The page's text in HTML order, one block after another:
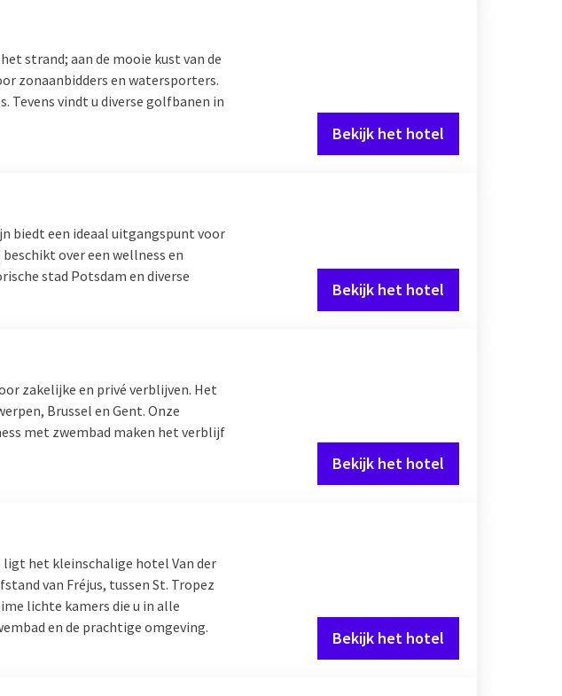
strand; aan de mooie kust van de
zonaanbidders en watersporters.
Tevens vindt u diverse golfbanen in
Bekijk het hotel
biedt een ideaal uitgangspunt voor
over een wellness en
stad Potsdam en diverse
Bekijk het hotel
zakelijke en privé verblijven. Het
Brussel en Gent. Onze
met zwembad maken het verblijf
Bekijk het hotel
ligt het kleinschalige hotel Van der
van Fréjus, tussen St. Tropez
lichte kamers die u in alle
en de prachtige omgeving.
Bekijk het hotel